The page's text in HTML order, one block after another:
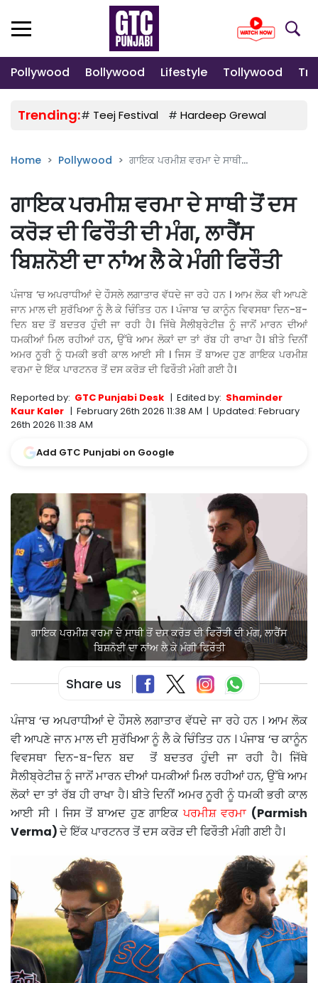
Pollywood Bollywood Lifestyle Tollywood
Trending:# Teej Festival # Hardeep Grewal
Home Pollywood ਗਾਇਕ ਪਰਮੀਸ਼ ਵਰਮਾ ਦੇ ਸਾਥੀ...
ਗਾਇਕ ਪਰਮੀਸ਼ ਵਰਮਾ ਦੇ ਸਾਥੀ ਤੋਂ ਦਸ
ਕਰੋੜ ਦੀ ਫਿਰੌਤੀ ਦੀ ਮੰਗ, ਲਾਰੈਂਸ
ਬਿਸ਼ਨੋਈ ਦਾ ਨਾਂਅ ਲੈ ਕੇ ਮੰਗੀ ਫਿਰੌਤੀ
ਪੰਜਾਬ ‘ਚ ਅਪਰਾਧੀਆਂ ਦੇ ਹੌਸਲੇ ਲਗਾਤਾਰ ਵੱਧਦੇ ਜਾ ਰਹੇ ਹਨ । ਆਮ ਲੋਕ ਵੀ ਆਪਣੇ
ਜਾਨ ਮਾਲ ਦੀ ਸੁਰੱਖਿਆ ਨੂੰ ਲੈ ਕੇ ਚਿੰਤਿਤ ਹਨ । ਪੰਜਾਬ ‘ਚ ਕਾਨੂੰਨ ਵਿਵਸਥਾ ਦਿਨ-ਬ-
ਦਿਨ ਬਦ ਤੋਂ ਬਦਤਰ ਹੁੰਦੀ ਜਾ ਰਹੀ ਹੈ। ਜਿੱਥੇ ਸੈਲੀਬ੍ਰੇਟੀਜ਼ ਨੂੰ ਜਾਨੋਂ ਮਾਰਨ ਦੀਆਂ
ਧਮਕੀਆਂ ਮਿਲ ਰਹੀਆਂ ਹਨ, ਉੱਥੇ ਆਮ ਲੋਕਾਂ ਦਾ ਤਾਂ ਰੱਬ ਹੀ ਰਾਖਾ ਹੈ। ਬੀਤੇ ਦਿਨੀਂ
ਅਮਰ ਨੂਰੀ ਨੂੰ ਧਮਕੀ ਭਰੀ ਕਾਲ ਆਈ ਸੀ । ਜਿਸ ਤੋਂ ਬਾਅਦ ਹੁਣ ਗਾਇਕ ਪਰਮੀਸ਼
ਵਰਮਾ ਦੇ ਇੱਕ ਪਾਰਟਨਰ ਤੋਂ ਦਸ ਕਰੋੜ ਦੀ ਫਿਰੌਤੀ ਮੰਗੀ ਗਈ ਹੈ।
Reported by: GTC Punjabi Desk | Edited by: Shaminder
Kaur Kaler | February 26th 2026 11:38 AM | Updated: February
26th 2026 11:38 AM
Add GTC Punjabi on Google
ਗਾਇਕ ਪਰਮੀਸ਼ ਵਰਮਾ ਦੇ ਸਾਥੀ ਤੋਂ ਦਸ ਕਰੋੜ ਦੀ ਫਿਰੌਤੀ ਦੀ ਮੰਗ, ਲਾਰੈਂਸ
ਬਿਸ਼ਨੋਈ ਦਾ ਨਾਂਅ ਲੈ ਕੇ ਮੰਗੀ ਫਿਰੌਤੀ
Share us
ਪੰਜਾਬ ‘ਚ ਅਪਰਾਧੀਆਂ ਦੇ ਹੌਸਲੇ ਲਗਾਤਾਰ ਵੱਧਦੇ ਜਾ ਰਹੇ ਹਨ । ਆਮ ਲੋਕ
ਵੀ ਆਪਣੇ ਜਾਨ ਮਾਲ ਦੀ ਸੁਰੱਖਿਆ ਨੂੰ ਲੈ ਕੇ ਚਿੰਤਿਤ ਹਨ । ਪੰਜਾਬ ‘ਚ ਕਾਨੂੰਨ
ਵਿਵਸਥਾ ਦਿਨ-ਬ-ਦਿਨ ਬਦ ਤੋਂ ਬਦਤਰ ਹੁੰਦੀ ਜਾ ਰਹੀ ਹੈ। ਜਿੱਥੇ
ਸੈਲੀਬ੍ਰੇਟੀਜ਼ ਨੂੰ ਜਾਨੋਂ ਮਾਰਨ ਦੀਆਂ ਧਮਕੀਆਂ ਮਿਲ ਰਹੀਆਂ ਹਨ, ਉੱਥੇ ਆਮ
ਲੋਕਾਂ ਦਾ ਤਾਂ ਰੱਬ ਹੀ ਰਾਖਾ ਹੈ। ਬੀਤੇ ਦਿਨੀਂ ਅਮਰ ਨੂਰੀ ਨੂੰ ਧਮਕੀ ਭਰੀ ਕਾਲ
ਆਈ ਸੀ । ਜਿਸ ਤੋਂ ਬਾਅਦ ਹੁਣ ਗਾਇਕਪਰਮੀਸ਼ ਵਰਮਾ (Parmish
Verma)ਦੇ ਇੱਕ ਪਾਰਟਨਰ ਤੋਂ ਦਸ ਕਰੋੜ ਦੀ ਫਿਰੌਤੀ ਮੰਗੀ ਗਈ ਹੈ।